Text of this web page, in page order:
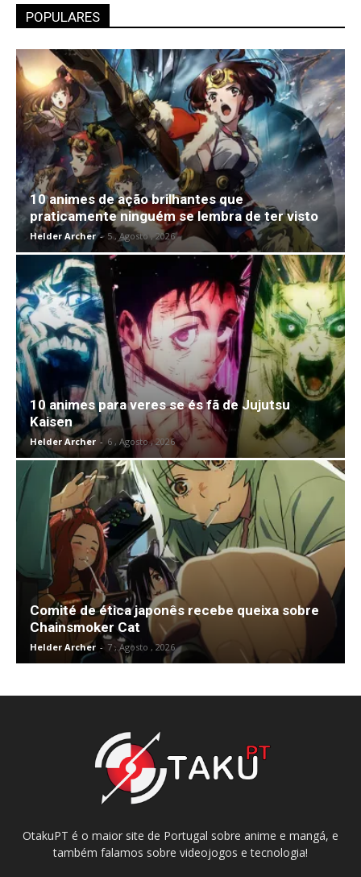
POPULARES
10 animes de ação brilhantes que
praticamente ninguém se lembra de ter visto
Helder Archer - 5 , Agosto , 2026
10 animes para veres se és fã de Jujutsu
Kaisen
Helder Archer - 6 , Agosto , 2026
Comité de ética japonês recebe queixa sobre
Chainsmoker Cat
Helder Archer - 7 , Agosto , 2026
OtakuPT é o maior site de Portugal sobre anime e mangá, e
também falamos sobre videojogos e tecnologia!